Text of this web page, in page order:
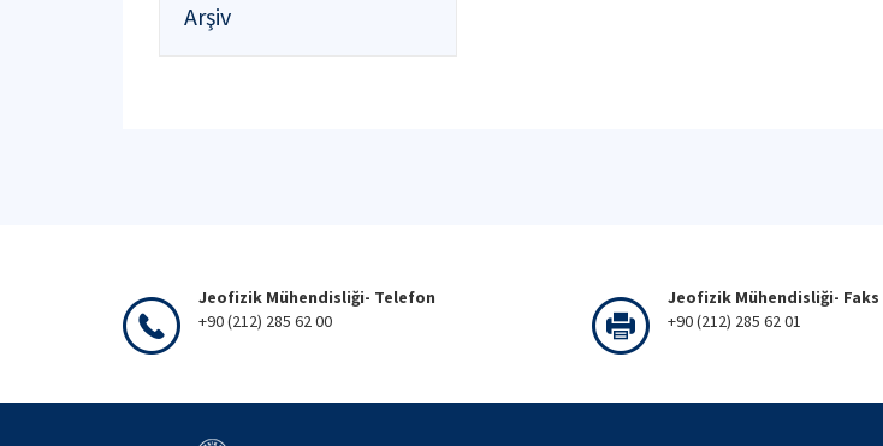
Arşiv
Jeofizik Mühendisliği- Telefon
+90 (212) 285 62 00
Jeofizik Mühendisliği- Faks
+90 (212) 285 62 01